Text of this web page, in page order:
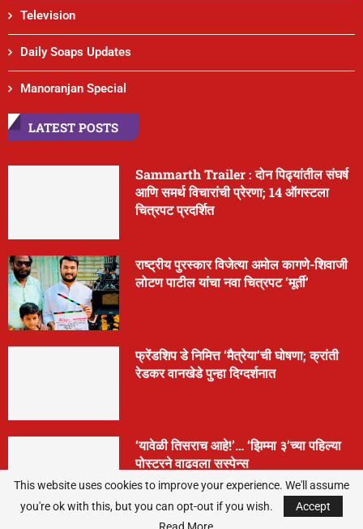
Television
Daily Soaps Updates
Manoranjan Special
LATEST POSTS
Sammarth Trailer : दोन पिढ्यांतील संघर्ष
आणि समर्थ विचारांची प्रेरणा; 14 ऑगस्टला
चित्रपट प्रदर्शित
राष्ट्रीय पुरस्कार विजेत्या अमोल कागणे-शिवाजी
लोटण पाटील यांचा नवा चित्रपट ‘मूर्ती’
फ्रेंडशिप डे निमित्त ‘मैत्रेया’ची घोषणा; क्रांती
रेडकर वानखेडे पुन्हा दिग्दर्शनात
‘यावेळी तिसराच आहे!’… ‘झिम्मा ३’च्या पहिल्या
पोस्टरने वाढवला सस्पेन्स
This website uses cookies to improve your experience. We'll assume
you're ok with this, but you can opt-out if you wish.
Accept